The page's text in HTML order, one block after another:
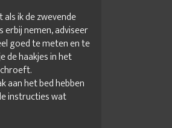
ik de zwevende
erbij nemen, adviseer
goed te meten en te
de haakjes in het
aan het bed hebben
instructies wat